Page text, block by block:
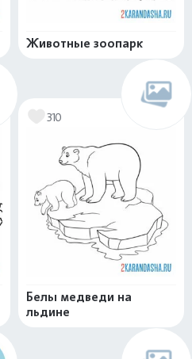
Животные зоопарк
310
Белы медведи на
льдине